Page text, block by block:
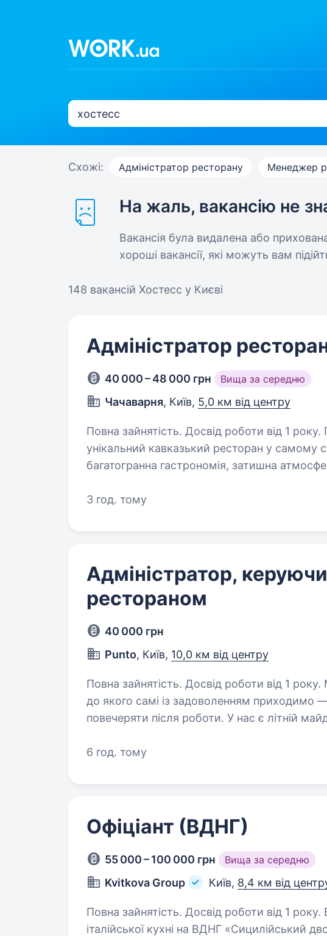
Схожі: Адміністратор ресторану Менеджер
На жаль, вакансію не
Вакансія була видалена або
хороші вакансії, які можуть вам
148 вакансій Хостесс у Києві
Адміністратор
40 000 – 48 000 грн Вища за середню
Чачаварня, Київ, 5,0 км від центру
Повна зайнятість. Досвід роботи від 1 року. Привіт! Ми — Чачаварня,
унікальний кавказький ресторан у самому
багатогранна гастрономія, затишна
3 год. тому
Адміністратор,
рестораном
40 000 грн
Punto, Київ, 10,0 км від центру
Повна зайнятість. Досвід роботи від 1 року. Ми розвиваємо ресторан,
до якого самі із задоволенням приходимо
повечеряти після роботи. У нас є літній
6 год. тому
Офіціант (ВДНГ)
55 000 – 100 000 грн Вища за середню
Kvitkova Group Київ, 8,4 км від
Повна зайнятість. Досвід роботи від 1 року. Buonasera! Наш заклад
італійської кухні на ВДНГ «Сицилійський